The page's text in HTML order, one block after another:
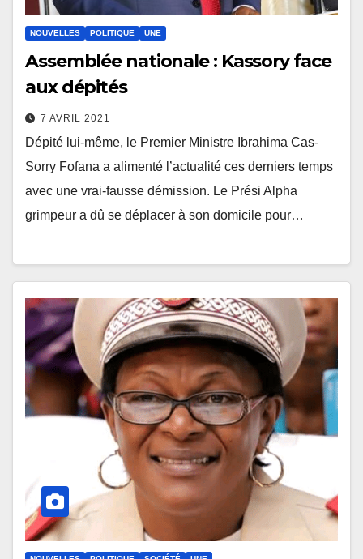
NOUVELLES POLITIQUE UNE
Assemblée nationale : Kassory face
aux dépités
7 AVRIL 2021
Dépité lui-même, le Premier Ministre Ibrahima Cas-
Sorry Fofana a alimenté l’actualité ces derniers temps
avec une vrai-fausse démission. Le Prési Alpha
grimpeur a dû se déplacer à son domicile pour…